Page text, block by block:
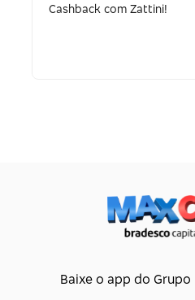
Cashback com Zattini!
Baixe o app do